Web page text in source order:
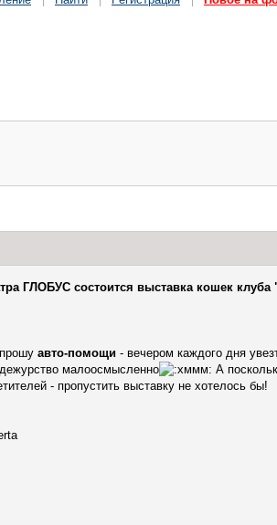
ГЛОБУС состоится выставка кошек клуба
авто-помощи - вечером каждого дня
малоосмысленно
А
- пропустить выставку не хотелось бы!